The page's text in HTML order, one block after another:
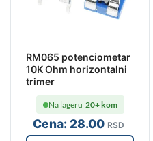
RM065 potenciometar
10K Ohm horizontalni
trimer
Cena: 28.00 RSD
Na lageru 20+ kom